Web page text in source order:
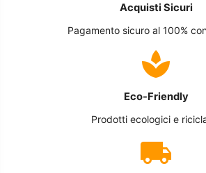
Acquisti Sicuri
Pagamento sicuro al 100%
Eco-Friendly
Prodotti ecologici e